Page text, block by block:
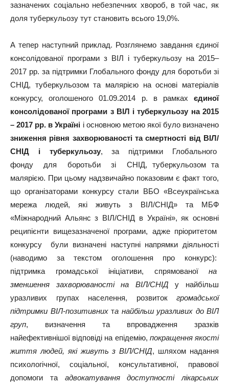
зазначених соціально небезпечних хвороб, в той час, як
доля туберкульозу тут становить всього 19,0%.
А тепер наступний приклад. Розглянемо завдання єдиної
консолідованої програми з ВІЛ і туберкульозу на 2015–
2017 рр. за підтримки Глобального фонду для боротьби зі
СНІД, туберкульозом та малярією на основі матеріалів
конкурсу, оголошеного 01.09.2014 р. в рамках єдиної
консолідованої програми з ВІЛ і туберкульозу на 2015
– 2017 рр. в Україні і основною метою якої було визначено
зниження рівня захворюваності та смертності від ВІЛ/
СНІД і туберкульозу, за підтримки Глобального
фонду для боротьби зі СНІД, туберкульозом та
малярією. При цьому надзвичайно показовим є факт того,
що організаторами конкурсу стали ВБО «Всеукраїнська
мережа людей, які живуть з ВІЛ/СНІД» та МБФ
«Міжнародний Альянс з ВІЛ/СНІД в Україні», як основні
реципієнти вищезазначеної програми, адже пріоритетом
конкурсу були визначені наступні напрямки діяльності
(наводимо за текстом оголошення про конкурс):
підтримка громадської ініціативи, спрямованої на
зменшення захворюваності на ВІЛ/СНІД у найбільш
уразливих групах населення, розвиток громадської
підтримки ВІЛ-позитивнихта найбільш уразливих до ВІЛ
груп, визначення та впровадження зразків
найефективнішої відповіді на епідемію, покращення якості
життя людей, які живуть з ВІЛ/СНІД, шляхом надання
психологічної, соціальної, консультативної, правової
допомоги та адвокатування доступності лікарських